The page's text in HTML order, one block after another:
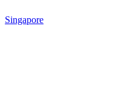
Singapore